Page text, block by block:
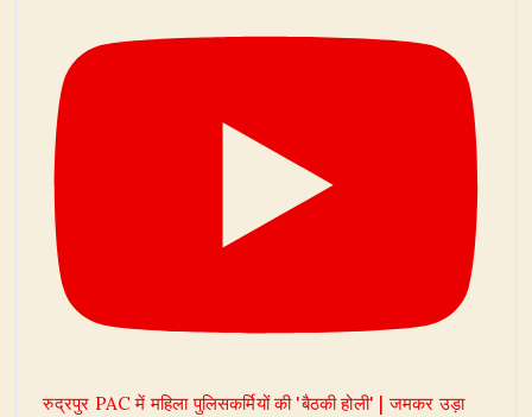
रुद्रपुर PAC में महिला पुलिसकर्मियों की 'बैठकी होली' | जमकर उड़ा